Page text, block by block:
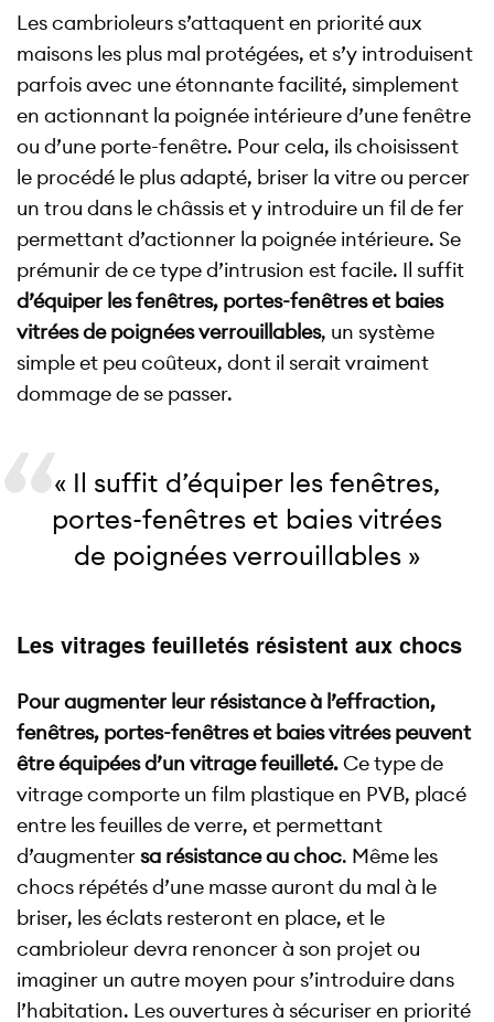
Les cambrioleurs s’attaquent en priorité aux
maisons les plus mal protégées, et s’y introduisent
parfois avec une étonnante facilité, simplement
en actionnant la poignée intérieure d’une fenêtre
ou d’une porte-fenêtre. Pour cela, ils choisissent
le procédé le plus adapté, briser la vitre ou percer
un trou dans le châssis et y introduire un fil de fer
permettant d’actionner la poignée intérieure. Se
prémunir de ce type d’intrusion est facile. Il suffit
d’équiper les fenêtres, portes-fenêtres et baies
vitrées de poignées verrouillables, un système
simple et peu coûteux, dont il serait vraiment
dommage de se passer.
« Il suffit d’équiper les fenêtres,
portes-fenêtres et baies vitrées
de poignées verrouillables »
Les vitrages feuilletés résistent aux chocs
Pour augmenter leur résistance à l’effraction,
fenêtres, portes-fenêtres et baies vitrées peuvent
être équipées d’un vitrage feuilleté.Ce type de
vitrage comporte un film plastique en PVB, placé
entre les feuilles de verre, et permettant
d’augmentersa résistance au choc. Même les
chocs répétés d’une masse auront du mal à le
briser, les éclats resteront en place, et le
cambrioleur devra renoncer à son projet ou
imaginer un autre moyen pour s’introduire dans
l’habitation. Les ouvertures à sécuriser en priorité